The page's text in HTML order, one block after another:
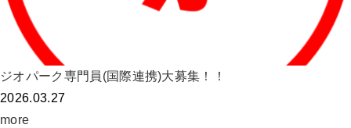
ジオパーク専門員(国際連携)大募集！！
2026.03.27
more